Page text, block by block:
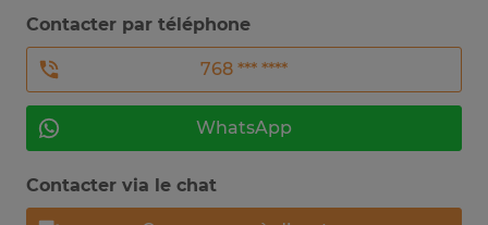
Contacter par téléphone
768 *** ****
WhatsApp
Contacter via le chat